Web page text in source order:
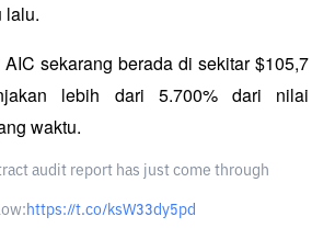
lalu.
sekarang berada di sekitar $105,7
lebih dari 5.700% dari nilai
waktu.
audit report has just come through
https://t.co/ksW33dy5pd